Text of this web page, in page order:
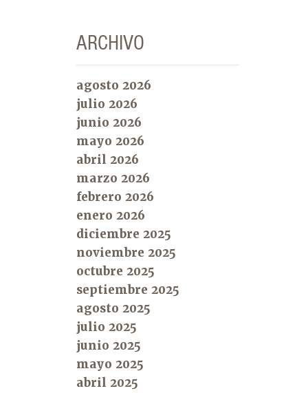
ARCHIVO
agosto 2026
julio 2026
junio 2026
mayo 2026
abril 2026
marzo 2026
febrero 2026
enero 2026
diciembre 2025
noviembre 2025
octubre 2025
septiembre 2025
agosto 2025
julio 2025
junio 2025
mayo 2025
abril 2025